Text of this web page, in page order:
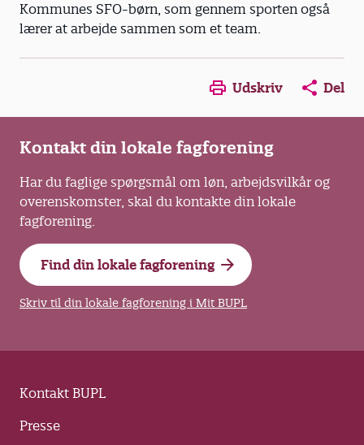
Kommunes SFO-børn, som gennem sporten også
lærer at arbejde sammen som et team.
Opens in a new window
Opens in a new
Opens in
Udskriv Del
Kontakt din lokale fagforening
Har du faglige spørgsmål om løn, arbejdsvilkår og
overenskomster, skal du kontakte din lokale
fagforening.
Find din lokale fagforening
Skriv til din lokale fagforening i Mit BUPL
Kontakt BUPL
Presse